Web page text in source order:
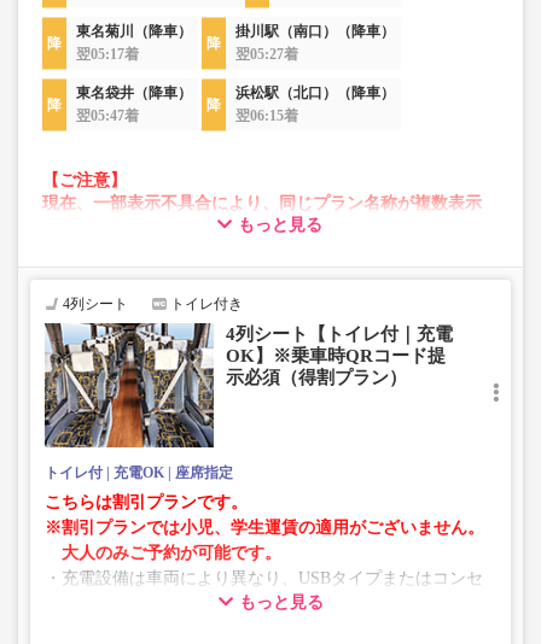
東名菊川（降車）
翌05:17着
掛川駅（南口）（降車）
翌05:27着
東名袋井（降車）
翌05:47着
浜松駅（北口）（降車）
翌06:15着
【ご注意】
現在、一部表示不具合により、同じプラン名称が複数表示
される場合がございます。
います。
お手数をおかけいたしますが、エラー表示が出た場合は、
たします。
もっと見る
4列シート トイレ付き
4列シート【トイレ付｜充電
OK】※乗車時QRコード提
示必須（得割プラン）
トイレ付 充電OK 座席指定
こちらは割引プランです。
※割引プランでは小児、学生運賃の適用がございません。
大人のみご予約が可能です。
・充電設備は車両により異なり、USBタイプまたはコンセ
ントタイプでのご用意となります。
もっと見る